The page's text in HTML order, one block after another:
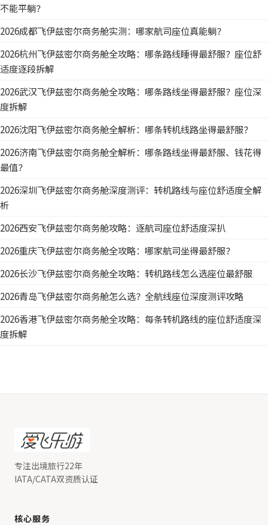
不能平躺？
2026成都飞伊兹密尔商务舱实测：哪家航司座位真能躺？
2026杭州飞伊兹密尔商务舱全攻略：哪条路线睡得最舒服？座位舒
适度逐段拆解
2026武汉飞伊兹密尔商务舱全攻略：哪条路线坐得最舒服？座位深
度拆解
2026沈阳飞伊兹密尔商务舱全解析：哪条转机线路坐得最舒服？
2026济南飞伊兹密尔商务舱全解析：哪条路线坐得最舒服、钱花得
最值？
2026深圳飞伊兹密尔商务舱深度测评：转机路线与座位舒适度全解
析
2026西安飞伊兹密尔商务舱攻略：逐航司座位舒适度深扒
2026重庆飞伊兹密尔商务舱全攻略：哪家航司坐得最舒服？
2026长沙飞伊兹密尔商务舱全攻略：转机路线怎么选座位最舒服
2026青岛飞伊兹密尔商务舱怎么选？全航线座位深度测评攻略
2026香港飞伊兹密尔商务舱全攻略：每条转机路线的座位舒适度深
度拆解
专注出境旅行22年
IATA/CATA双资质认证
核心服务